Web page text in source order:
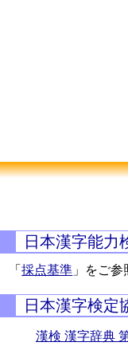
日本漢字能力
「採点基準 」をご参
日本漢字検定
漢検 漢字辞典